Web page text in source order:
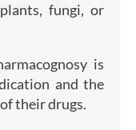
fungi, or
is
and the
their drugs.